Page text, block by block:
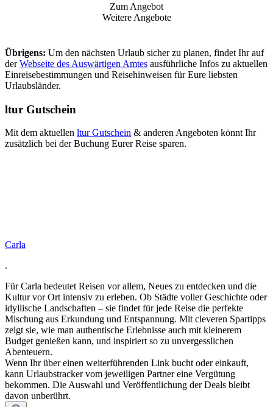
Zum Angebot
Weitere Angebote
Übrigens: Um den nächsten Urlaub sicher zu planen, findet Ihr auf
derWebseite des Auswärtigen Amtes ausführliche Infos zu aktuellen
Einreisebestimmungen und Reisehinweisen für Eure liebsten
Urlaubsländer.
ltur Gutschein
Mit dem aktuellen ltur Gutschein & anderen Angeboten könnt Ihr
zusätzlich bei der Buchung Eurer Reise sparen.
Carla
.
Für Carla bedeutet Reisen vor allem, Neues zu entdecken und die
Kultur vor Ort intensiv zu erleben. Ob Städte voller Geschichte oder
idyllische Landschaften – sie findet für jede Reise die perfekte
Mischung aus Erkundung und Entspannung. Mit cleveren Spartipps
zeigt sie, wie man authentische Erlebnisse auch mit kleinerem
Budget genießen kann, und inspiriert so zu unvergesslichen
Abenteuern.
Wenn Ihr über einen weiterführenden Link bucht oder einkauft,
kann Urlaubstracker vom jeweiligen Partner eine Vergütung
bekommen. Die Auswahl und Veröffentlichung der Deals bleibt
davon unberührt.